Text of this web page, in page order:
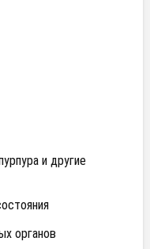
и другие
органов